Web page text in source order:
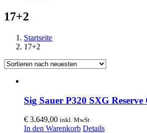
17+2
Startseite
17+2
Sig Sauer P320 SXG Reserve
€ 3.649,00 inkl. MwSt
In den Warenkorb Details